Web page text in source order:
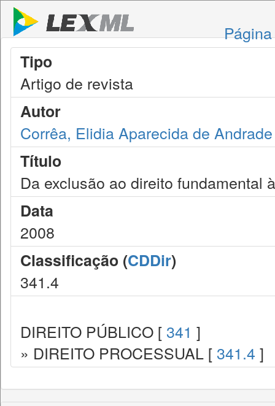
Tipo
Artigo de revista
Autor
Corrêa, Elidia Aparecida de Andrade
Título
Da exclusão ao direito fundamental
Data
2008
Classificação (CDDir)
341.4
DIREITO PÚBLICO [ 341 ]
» DIREITO PROCESSUAL [ 341.4 ]